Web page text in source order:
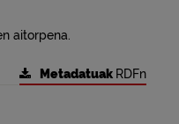
aitorpena.
Metadatuak RDFn